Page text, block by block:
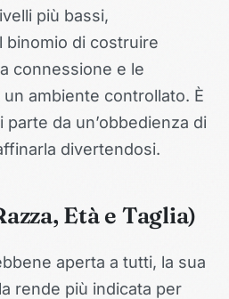
più bassi,
binomio di costruire
connessione e le
ambiente controllato. È
da un’obbedienza di
divertendosi.
Età e Taglia)
aperta a tutti, la sua
rende più indicata per